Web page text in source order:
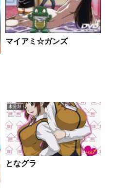
マイアミ☆ガンズ
未分類
となグラ